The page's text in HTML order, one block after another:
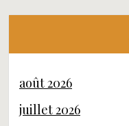
août 2026
juillet 2026